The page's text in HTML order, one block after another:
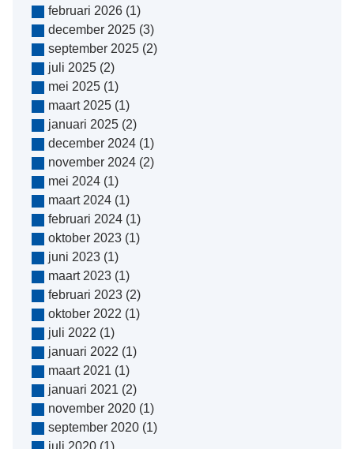
februari 2026(1)
december 2025(3)
september 2025(2)
juli 2025(2)
mei 2025(1)
maart 2025(1)
januari 2025(2)
december 2024(1)
november 2024(2)
mei 2024(1)
maart 2024(1)
februari 2024(1)
oktober 2023(1)
juni 2023(1)
maart 2023(1)
februari 2023(2)
oktober 2022 (1)
juli 2022 (1)
januari 2022 (1)
maart 2021(1)
januari 2021(2)
november 2020(1)
september 2020(1)